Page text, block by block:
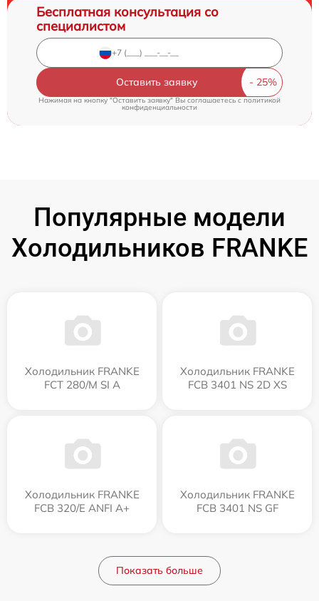
Бесплатная консультация со
специалистом
Оставить заявку
Нажимая на кнопку "Оставить заявку" Вы соглашаетесь cполитикой
конфиденциальности
Популярные модели
Холодильников FRANKE
Холодильник FRANKE
FCT 280/M SI A
Холодильник FRANKE
FCB 3401 NS 2D XS
Холодильник FRANKE
FCB 320/E ANFI A+
Холодильник FRANKE
FCB 3401 NS GF
Показать больше